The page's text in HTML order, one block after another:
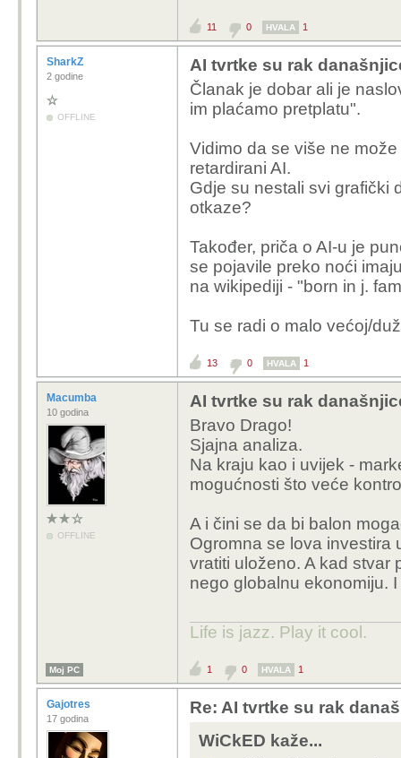
11 0 HVALA 1
SharkZ
2 godine
OFFLINE
AI tvrtke su rak
Članak je dobar ali je
im plaćamo pretplatu".
Vidimo da se više ne
retardirani AI.
Gdje su nestali svi grafički
otkaze?
Također, priča o AI-u je
se pojavile preko noći
na wikipediji - "born in j.
Tu se radi o malo većoj/
13 0 HVALA 1
Macumba
10 godina
OFFLINE
AI tvrtke su rak
Bravo Drago!
Sjajna analiza.
Na kraju kao i uvijek -
mogućnosti što veće
A i čini se da bi balon
Ogromna se lova investira
vratiti uloženo. A kad stvar
nego globalnu ekonomiju.
Life is jazz. Play it cool.
Moj PC 1 0 HVALA 1
Gajotres
17 godina
Re: AI tvrtke su rak
WiCkED kaže...